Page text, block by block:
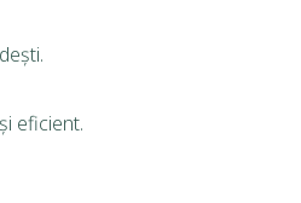
eficient.